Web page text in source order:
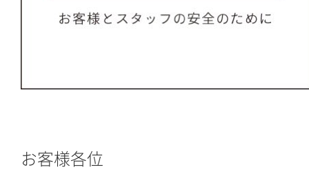
お客様各位